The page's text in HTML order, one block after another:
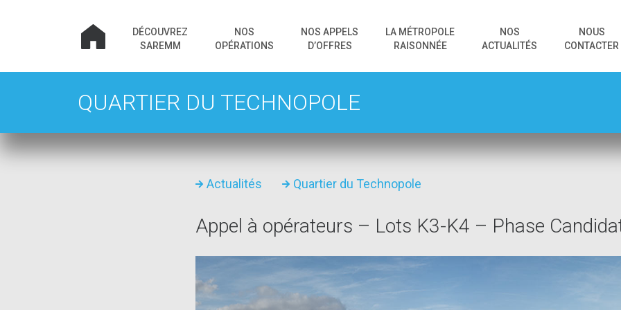
DÉCOUVREZ
SAREMM
NOS
OPÉRATIONS
NOS APPELS
D’OFFRES
LA MÉTROPOLE
RAISONNÉE
NOS
ACTUALITÉS
NOUS
CONTACTER
QUARTIER DU TECHNOPOLE
Actualités Quartier du Technopole
Appel à opérateurs – Lots K3-K4 – Phase